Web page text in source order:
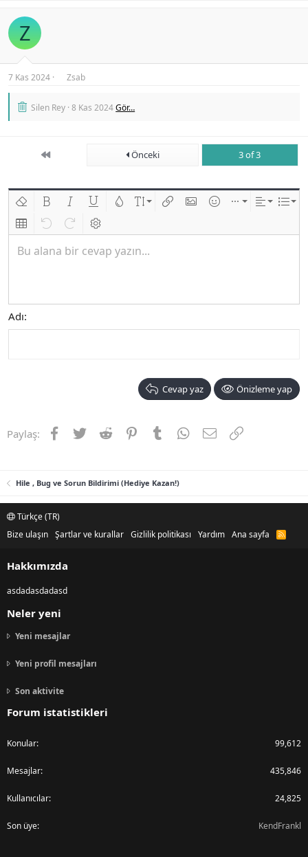
Z
7 Kas 2024 Zsab
Silen Rey 8 Kas 2024Gör…
First Önceki 3 of 3
Biçimlendirmeyi kaldır
Kalın Yatık Altını çiz
Insert table
Geri alileri alBB kodunu değiştir
Bu alana bir cevap yazın...
Adı
Cevap yaz Önizleme yap
Paylaş: Facebook
TwitterReddit PinterestTumblrWhatsApp
E-postaLink
Hile , Bug ve Sorun Bildirimi (Hediye Kazan!)
Türkçe (TR)
Bize ulaşın Şartlar ve kurallar Gizlilik politikası Yardım Ana sayfa
R
S
Hakkımızda
asdadasdadasd
Neler yeni
Yeni mesajlar
Yeni profil mesajları
Son aktivite
Forum istatistikleri
Konular 99,612
Mesajlar 435,846
Kullanıcılar 24,825
Son üye KendFrankl